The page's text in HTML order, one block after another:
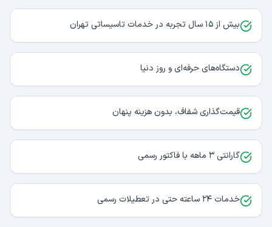
بیش از ۱۵ سال تجربه در خدمات تاسیساتی تهران
دستگاه‌های حرفه‌ای و روز دنیا
قیمت‌گذاری شفاف، بدون هزینه پنهان
گارانتی ۳ ماهه با فاکتور رسمی
خدمات ۲۴ ساعته حتی در تعطیلات رسمی